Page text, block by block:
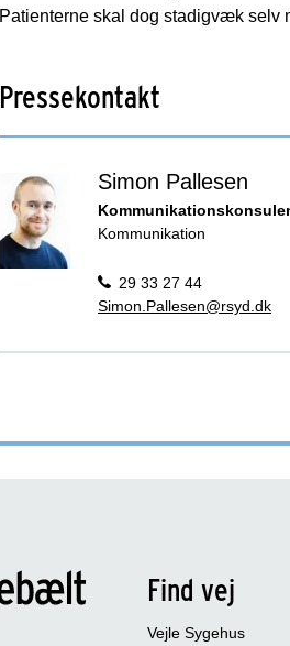
Patienterne skal dog stadigvæk selv
Pressekontakt
Simon Pallesen
Kommunikation
29 33 27 44
Simon.Pallesen@rsyd.dk
Find vej
Vejle Sygehus